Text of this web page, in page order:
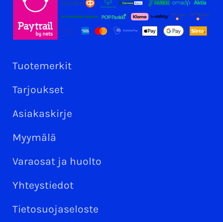
Tuotemerkit
Tarjoukset
Asiakaskirje
Myymälä
Varaosat ja huolto
Yhteystiedot
Tietosuojaseloste